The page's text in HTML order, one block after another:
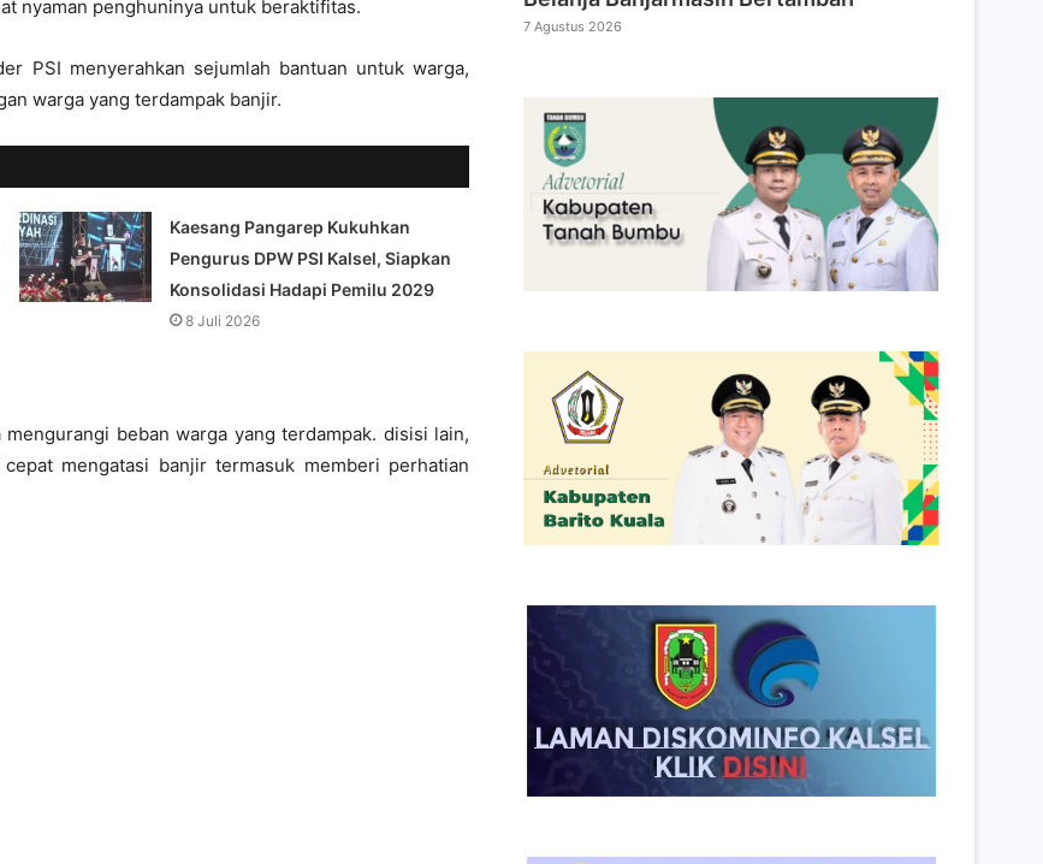
nyaman penghuninya untuk beraktifitas.
PSI menyerahkan sejumlah bantuan untuk warga,
warga yang terdampak banjir.
Kaesang Pangarep Kukuhkan
Pengurus DPW PSI Kalsel, Siapkan
Konsolidasi Hadapi Pemilu 2029
8 Juli 2026
beban warga yang terdampak. disisi lain,
mengatasi banjir termasuk memberi perhatian
7 Agustus 2026